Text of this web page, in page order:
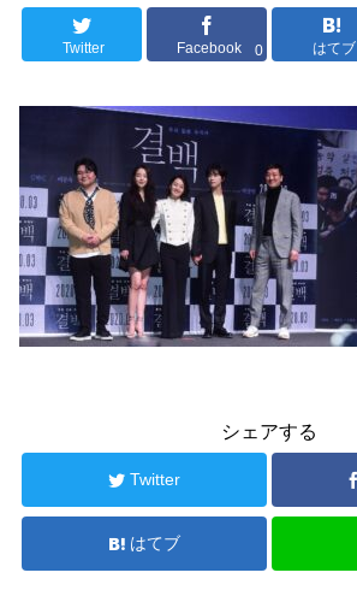
Twitter Facebook 0 はてブ
シェアする
Twitter
はてブ